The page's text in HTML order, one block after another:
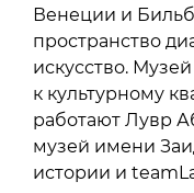
Венеции и
пространство
искусство.
к культурному
работают Лувр
музей имени
истории и